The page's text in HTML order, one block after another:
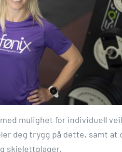
mulighet for individuell
deg trygg på dette, samt
skjelettplager.